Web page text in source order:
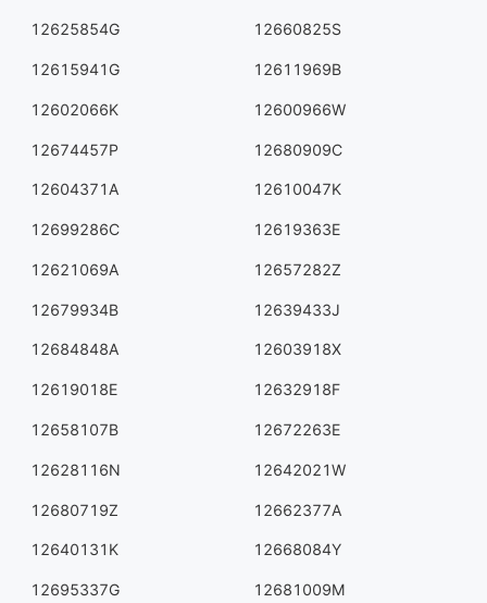
12625854G 12660825S
12615941G 12611969B
12602066K 12600966W
12674457P 12680909C
12604371A 12610047K
12699286C 12619363E
12621069A 12657282Z
12679934B 12639433J
12684848A 12603918X
12619018E 12632918F
12658107B 12672263E
12628116N 12642021W
12680719Z 12662377A
12640131K 12668084Y
12695337G 12681009M